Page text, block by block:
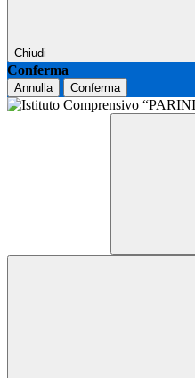
Chiudi
Conferma
Annulla Conferma